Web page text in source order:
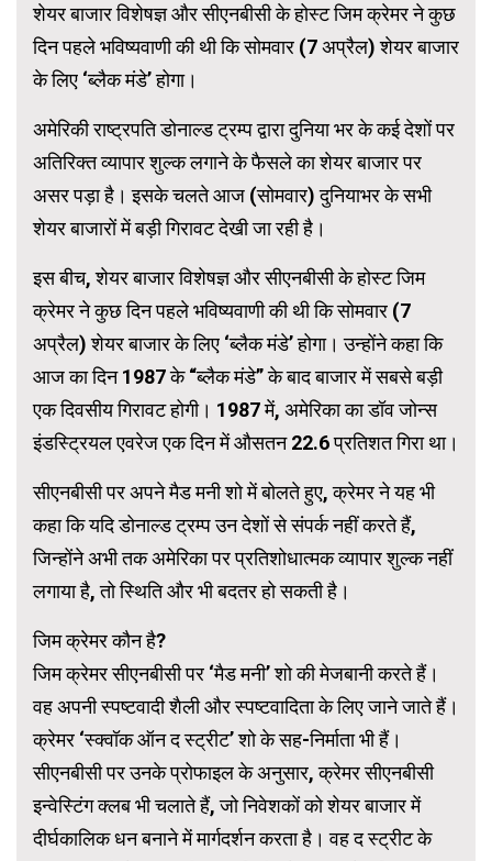
शेयर बाजार विशेषज्ञ और सीएनबीसी के होस्ट जिम क्रेमर ने कुछ
दिन पहले भविष्यवाणी की थी कि सोमवार (7 अप्रैल) शेयर बाजार
के लिए ‘ब्लैक मंडे’ होगा।
अमेरिकी राष्ट्रपति डोनाल्ड ट्रम्प द्वारा दुनिया भर के कई देशों पर
अतिरिक्त व्यापार शुल्क लगाने के फैसले का शेयर बाजार पर
असर पड़ा है। इसके चलते आज (सोमवार) दुनियाभर के सभी
शेयर बाजारों में बड़ी गिरावट देखी जा रही है।
इस बीच, शेयर बाजार विशेषज्ञ और सीएनबीसी के होस्ट जिम
क्रेमर ने कुछ दिन पहले भविष्यवाणी की थी कि सोमवार (7
अप्रैल) शेयर बाजार के लिए ‘ब्लैक मंडे’ होगा। उन्होंने कहा कि
आज का दिन 1987 के “ब्लैक मंडे” के बाद बाजार में सबसे बड़ी
एक दिवसीय गिरावट होगी। 1987 में, अमेरिका का डॉव जोन्स
इंडस्ट्रियल एवरेज एक दिन में औसतन 22.6 प्रतिशत गिरा था।
सीएनबीसी पर अपने मैड मनी शो में बोलते हुए, क्रेमर ने यह भी
कहा कि यदि डोनाल्ड ट्रम्प उन देशों से संपर्क नहीं करते हैं,
जिन्होंने अभी तक अमेरिका पर प्रतिशोधात्मक व्यापार शुल्क नहीं
लगाया है, तो स्थिति और भी बदतर हो सकती है।
जिम क्रेमर कौन है?
जिम क्रेमर सीएनबीसी पर ‘मैड मनी’ शो की मेजबानी करते हैं।
वह अपनी स्पष्टवादी शैली और स्पष्टवादिता के लिए जाने जाते हैं।
क्रेमर ‘स्क्वॉक ऑन द स्ट्रीट’ शो के सह-निर्माता भी हैं।
सीएनबीसी पर उनके प्रोफाइल के अनुसार, क्रेमर सीएनबीसी
इन्वेस्टिंग क्लब भी चलाते हैं, जो निवेशकों को शेयर बाजार में
दीर्घकालिक धन बनाने में मार्गदर्शन करता है। वह द स्ट्रीट के